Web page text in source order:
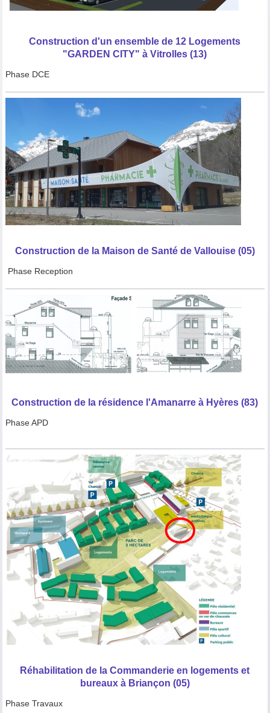
Construction d'un ensemble de 12 Logements
"GARDEN CITY" à Vitrolles (13)
Phase DCE
Construction de la Maison de Santé de Vallouise (05)
Phase Reception
Construction de la résidence l'Amanarre à Hyères (83)
Phase APD
Réhabilitation de la Commanderie en logements et
bureaux à Briançon (05)
Phase Travaux